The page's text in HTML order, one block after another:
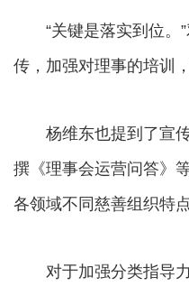
“关键是落实到位。”
传，加强对理事的培训
杨维东也提到了宣传
撰《理事会运营问答》
各领域不同慈善组织特
对于加强分类指导力